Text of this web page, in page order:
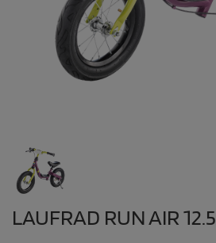
LAUFRAD RUN AIR 12.5